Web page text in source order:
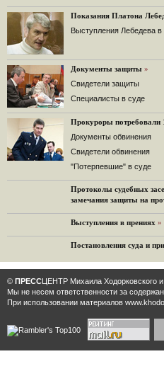
Игорь Сечин просит
Ссылаясь на санкции,
«Роснефти» хочет
12.08.2014
Граждане не хотят платить по счетам
Решение Гаагского суда о компенсации
поддержали 12%.
129 комментариев
Вечер у Ходорковских. Вспоминает Иван
11.08.2014
«Удивительно
достойная только
Гости и ведущие
память Марины
10 комментариев
Марина Филипповна
«Я долго была
"Новая"
Показания Платона
Выступления Лебедева в
Документы защиты »
Cвидетели защиты
Cпециалисты в суде
Прокуроры потребовали
Документы обвинения
Свидетели обвинения
"Потерпевшие" в суде
Протоколы судебных
замечания защиты на
Выступления в прениях »
Постановления суда и
© ПРЕССЦЕНТР Михаила Ходорковского
Мы не несем ответственности за
При использовании материалов